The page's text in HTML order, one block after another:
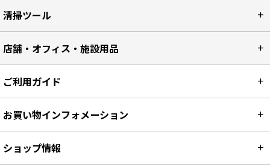
清掃ツール
店舗・オフィス・施設用品
ご利用ガイド
お買い物インフォメーション
ショップ情報